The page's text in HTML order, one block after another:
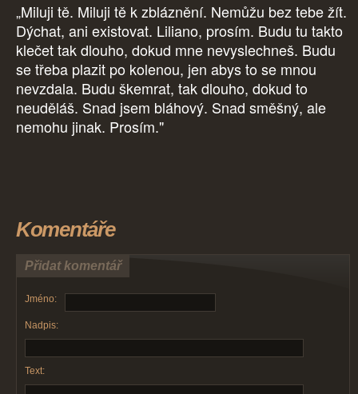
„Miluji tě. Miluji tě k zbláznění. Nemůžu bez tebe žít.
Dýchat, ani existovat. Liliano, prosím. Budu tu takto
klečet tak dlouho, dokud mne nevyslechneš. Budu
se třeba plazit po kolenou, jen abys to se mnou
nevzdala. Budu škemrat, tak dlouho, dokud to
neuděláš. Snad jsem bláhový. Snad směšný, ale
nemohu jinak. Prosím."
Komentáře
Přidat komentář
Jméno:
Nadpis:
Text: